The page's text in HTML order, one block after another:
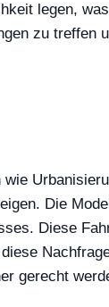
legen,
zu treffen
Die
Diese
gerecht